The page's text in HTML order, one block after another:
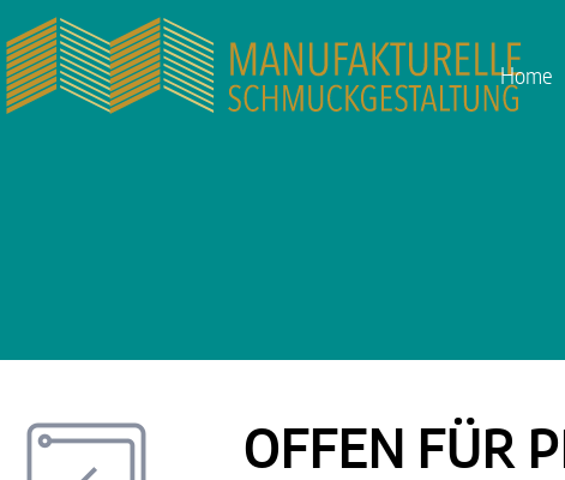
Home
OFFEN FÜR